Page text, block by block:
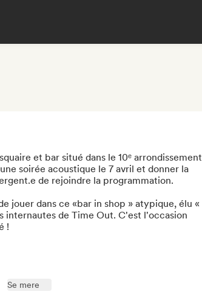
et bar situé dans le 10ᵉ arrondissement
soirée acoustique le 7 avril et donner la
de rejoindre la programmation.
jouer dans ce «bar in shop » atypique, élu «
internautes de Time Out. C'est l'occasion
!
Se mere